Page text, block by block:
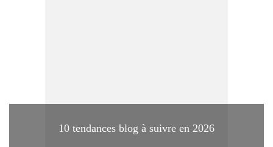
10 tendances blog à suivre en 2026